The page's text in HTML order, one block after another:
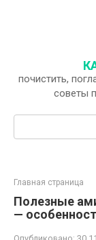
почистить,
советы
Главная страница
Полезные
—